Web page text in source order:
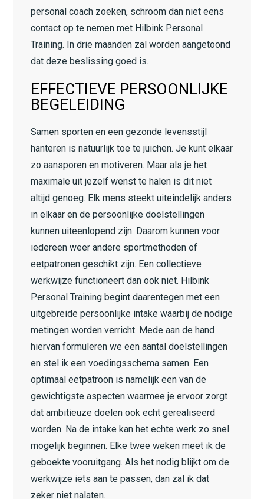
personal coach zoeken, schroom dan niet eens
contact op te nemen met Hilbink Personal
Training. In drie maanden zal worden aangetoond
dat deze beslissing goed is.
EFFECTIEVE PERSOONLIJKE
BEGELEIDING
Samen sporten en een gezonde levensstijl
hanteren is natuurlijk toe te juichen. Je kunt elkaar
zo aansporen en motiveren. Maar als je het
maximale uit jezelf wenst te halen is dit niet
altijd genoeg. Elk mens steekt uiteindelijk anders
in elkaar en de persoonlijke doelstellingen
kunnen uiteenlopend zijn. Daarom kunnen voor
iedereen weer andere sportmethoden of
eetpatronen geschikt zijn. Een collectieve
werkwijze functioneert dan ook niet. Hilbink
Personal Training begint daarentegen met een
uitgebreide persoonlijke intake waarbij de nodige
metingen worden verricht. Mede aan de hand
hiervan formuleren we een aantal doelstellingen
en stel ik een voedingsschema samen. Een
optimaal eetpatroon is namelijk een van de
gewichtigste aspecten waarmee je ervoor zorgt
dat ambitieuze doelen ook echt gerealiseerd
worden. Na de intake kan het echte werk zo snel
mogelijk beginnen. Elke twee weken meet ik de
geboekte vooruitgang. Als het nodig blijkt om de
werkwijze iets aan te passen, dan zal ik dat
zeker niet nalaten.